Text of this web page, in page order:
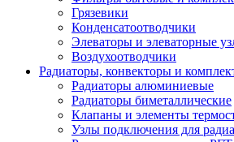
Грязевики
Конденсатоотводчики
Элеваторы и элеваторные
Воздухоотводчики
Радиаторы, конвекторы и
Радиаторы алюминиевые
Радиаторы биметаллические
Клапаны и элементы
Узлы подключения для